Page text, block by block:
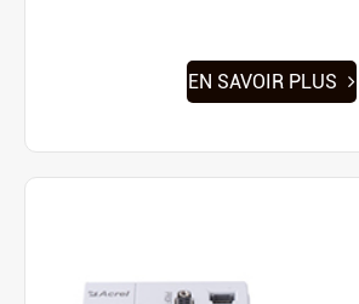
EN SAVOIR PLUS